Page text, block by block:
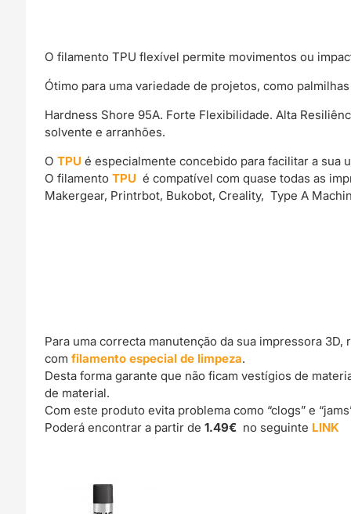
O filamento TPU flexível permite movimentos ou
Ótimo para uma variedade de projetos, como
Hardness Shore 95A. Forte Flexibilidade. Alta
solvente e arranhões.
OTPU é especialmente concebido para facilitar a sua
O filamentoTPU é compatível com quase todas as
Makergear, Printrbot, Bukobot, Creality, Type A
Para uma correcta manutenção da sua impressora
com filamento especial de limpeza.
Desta forma garante que não ficam vestígios de
de material.
Com este produto evita problema como “clogs” e
Poderá encontrar a partir de1.49€ no seguinte LINK